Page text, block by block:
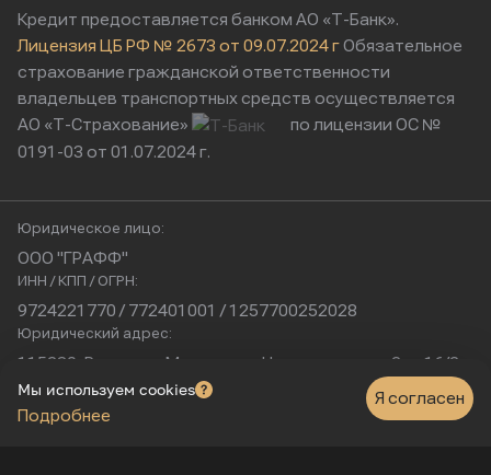
Кредит предоставляется банком АО «Т-Банк».
Лицензия ЦБ РФ № 2673 от 09.07.2024 гОбязательное
страхование гражданской ответственности
владельцев транспортных средств осуществляется
АО «Т-Страхование»
по лицензии ОС №
0191-03 от 01.07.2024 г.
Юридическое лицо:
ООО "ГРАФФ"
ИНН / КПП / ОГРН:
9724221770 / 772401001 / 1257700252028
Юридический адрес:
115230, Россия, г. Москва, ул. Нагатинская, д. 2, п. 16/2
Физический адрес:
г. Москва, Нагатинская улица, 16к1с5
Мы используем cookies
Подробнее
Я согласен